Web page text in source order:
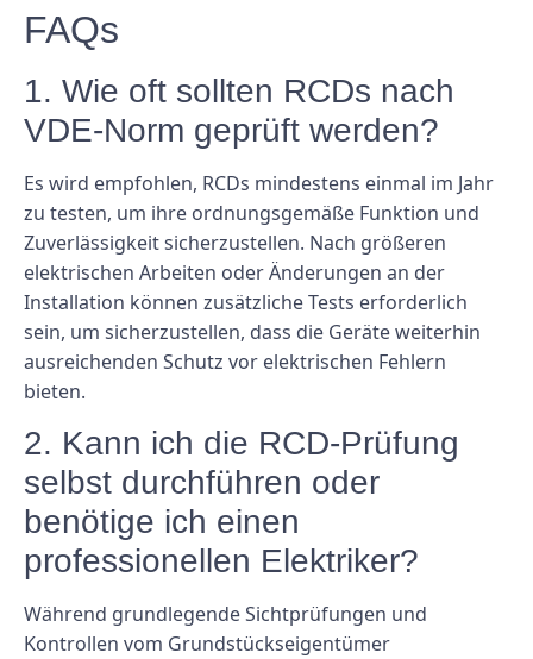
FAQs
1. Wie oft sollten RCDs nach
VDE-Norm geprüft werden?
Es wird empfohlen, RCDs mindestens einmal im Jahr
zu testen, um ihre ordnungsgemäße Funktion und
Zuverlässigkeit sicherzustellen. Nach größeren
elektrischen Arbeiten oder Änderungen an der
Installation können zusätzliche Tests erforderlich
sein, um sicherzustellen, dass die Geräte weiterhin
ausreichenden Schutz vor elektrischen Fehlern
bieten.
2. Kann ich die RCD-Prüfung
selbst durchführen oder
benötige ich einen
professionellen Elektriker?
Während grundlegende Sichtprüfungen und
Kontrollen vom Grundstückseigentümer